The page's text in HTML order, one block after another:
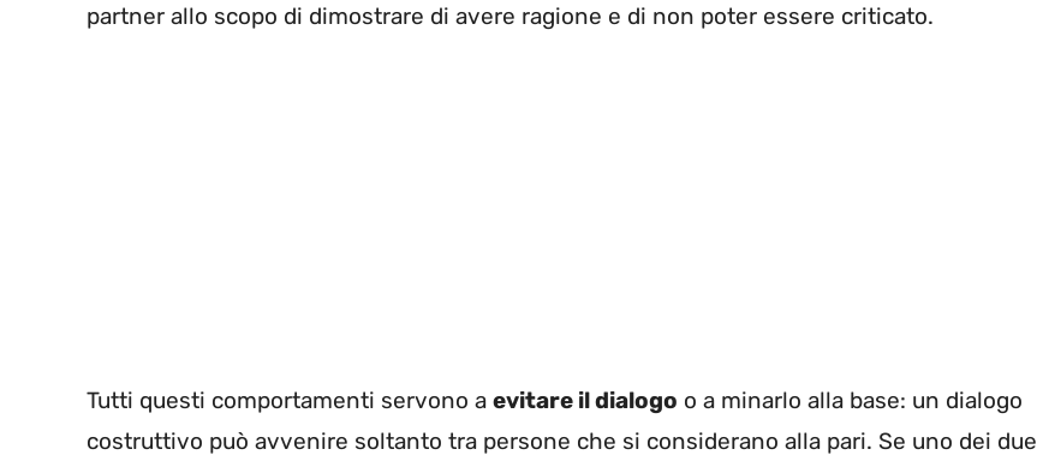
partner allo scopo di dimostrare di avere ragione e di non poter essere criticato.
Tutti questi comportamenti servono a evitare il dialogo o a minarlo alla base: un dialogo
costruttivo può avvenire soltanto tra persone che si considerano alla pari. Se uno dei due